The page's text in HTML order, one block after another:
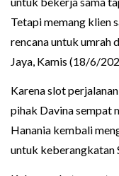
Tetapi memang klien
rencana untuk umrah
Jaya, Kamis (18/6/
Karena slot
pihak Davina sempat
Hanania kembali
untuk keberangkatan